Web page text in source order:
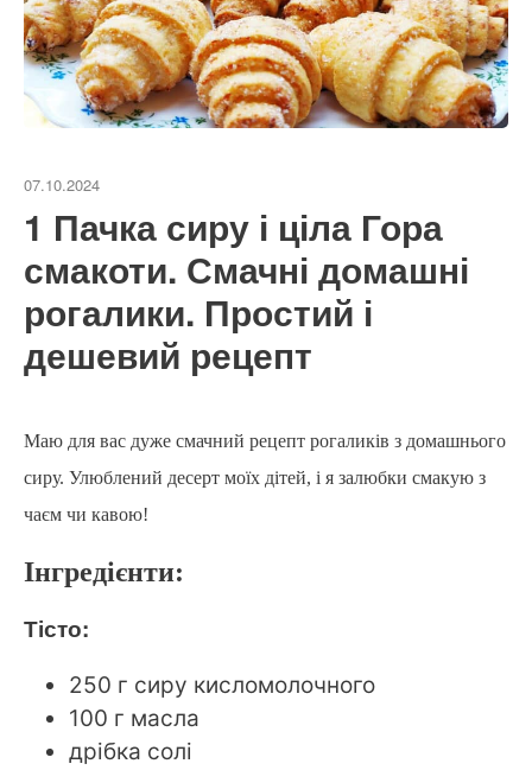
07.10.2024
1 Пачка сиру і ціла Гора
смакоти. Смачні домашні
рогалики. Простий і
дешевий рецепт
Маю для вас дуже смачний рецепт рогаликів з домашнього
сиру. Улюблений десерт моїх дітей, і я залюбки смакую з
чаєм чи кавою!
Інгредієнти:
Тісто:
250 г сиру кисломолочного
100 г масла
дрібка солі